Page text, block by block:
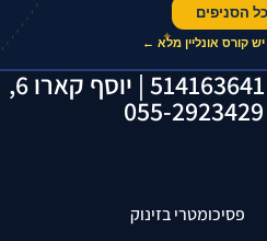
✦
הסניפים
יש קורס אונליין מלא ←
זינוק בתי ספר בע״מ | 514163641 | יוסף קארו 6,
פסיכומטרי בזינוק